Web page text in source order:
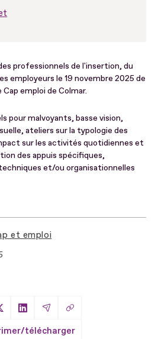
professionnels de l'insertion, du
employeurs le 19 novembre 2025 de
Cap emploi de Colmar.
pour malvoyants, basse vision,
ateliers sur la typologie des
sur les activités quotidiennes et
des appuis spécifiques,
et/ou organisationnelles
et emploi
sur Facebook
Partager sur X
Partager sur LinkedIn
Partager par Email
Copier le lien
télécharger